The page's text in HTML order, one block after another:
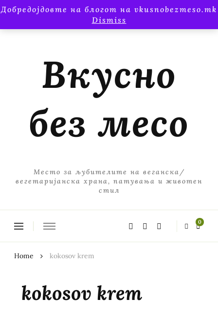
Добредојдовте на блогот на vkusnobezmeso.mk
Dismiss
Вкусно
без месо
Место за љубителите на веганска/
вегетаријанска храна, патувања и животен
стил
0
Home kokosov krem
kokosov krem